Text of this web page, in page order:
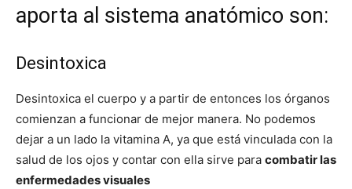
aporta al sistema anatómico son:
Desintoxica
Desintoxica el cuerpo y a partir de entonces los órganos
comienzan a funcionar de mejor manera. No podemos
dejar a un lado la vitamina A, ya que está vinculada con la
salud de los ojos y contar con ella sirve para combatir las
enfermedades visuales